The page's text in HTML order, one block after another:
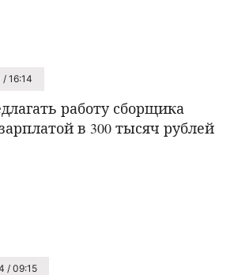
/ 16:14
работу сборщика
в 300 тысяч рублей
/ 09:15